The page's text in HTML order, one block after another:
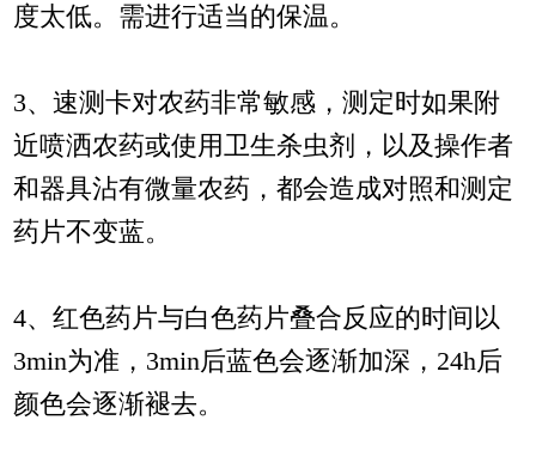
度太低。需进行适当的保温。
3、速测卡对农药非常敏感，测定时如果附
近喷洒农药或使用卫生杀虫剂，以及操作者
和器具沾有微量农药，都会造成对照和测定
药片不变蓝。
4、红色药片与白色药片叠合反应的时间以
3min为准，3min后蓝色会逐渐加深，24h后
颜色会逐渐褪去。